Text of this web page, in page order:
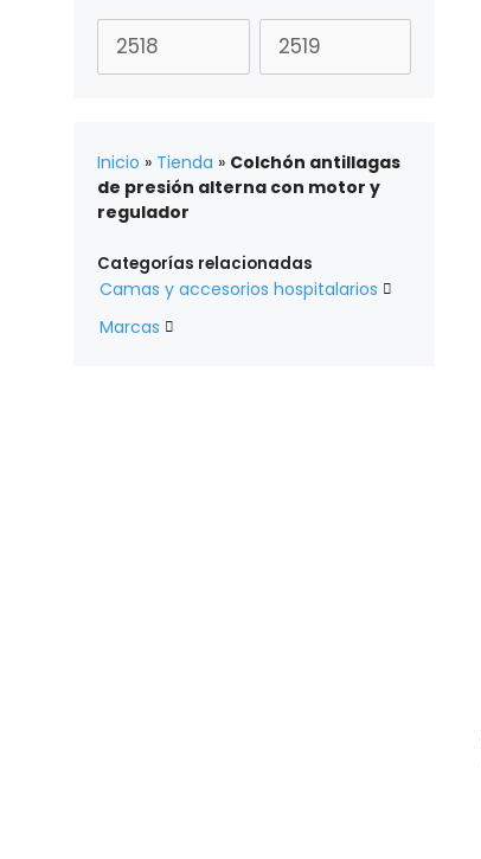
Inicio » Tienda » Colchón antillagas
de presión alterna con motor y
regulador
Categorías relacionadas
Camas y accesorios hospitalarios 
Marcas 